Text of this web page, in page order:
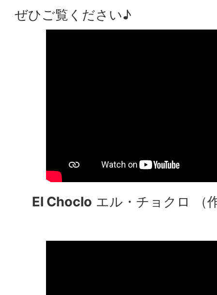
ぜひご覧ください♪
El Choclo エル・チョクロ （